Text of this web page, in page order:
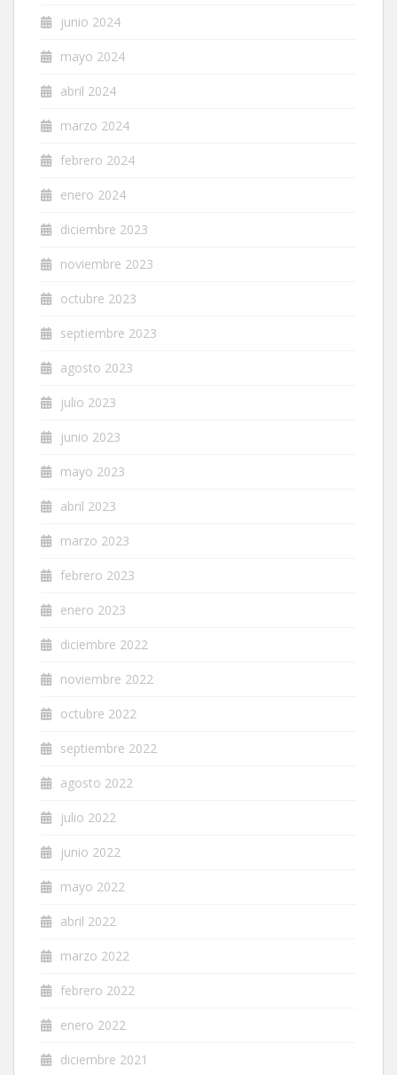
junio 2024
mayo 2024
abril 2024
marzo 2024
febrero 2024
enero 2024
diciembre 2023
noviembre 2023
octubre 2023
septiembre 2023
agosto 2023
julio 2023
junio 2023
mayo 2023
abril 2023
marzo 2023
febrero 2023
enero 2023
diciembre 2022
noviembre 2022
octubre 2022
septiembre 2022
agosto 2022
julio 2022
junio 2022
mayo 2022
abril 2022
marzo 2022
febrero 2022
enero 2022
diciembre 2021